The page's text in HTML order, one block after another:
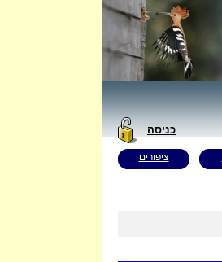
כניסה
ציפורים